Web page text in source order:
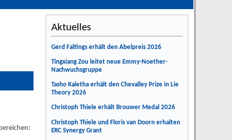
Aktuelles
Gerd Faltings erhält den Abelpreis 2026
Tingxiang Zou leitet neue Emmy-Noether-
Nachwuchsgruppe
Tasho Kaletha erhält den Chevalley Prize in Lie
Theory 2026
Christoph Thiele erhält Brouwer Medal 2026
Christoph Thiele und Floris van Doorn erhalten
ERC Synergy Grant